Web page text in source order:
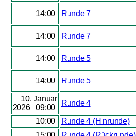
14:00 Runde 7
14:00 Runde 7
14:00 Runde 5
14:00 Runde 5
10. Januar
2026 09:00
Runde 4
10:00 Runde 4 (Hinrunde)